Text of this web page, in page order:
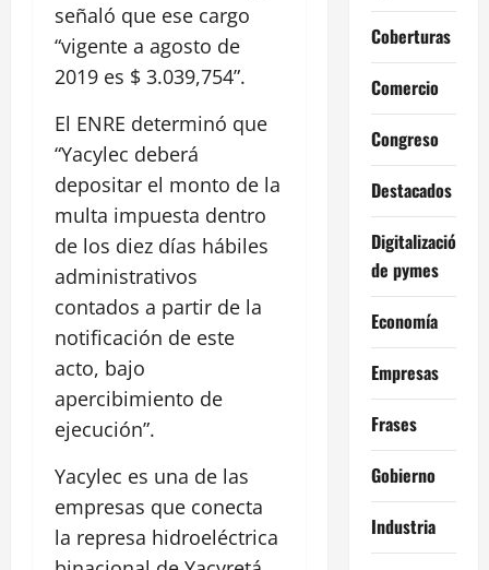
señaló que ese cargo
“vigente a agosto de
2019 es $ 3.039,754”.
El ENRE determinó que
“Yacylec deberá
depositar el monto de la
multa impuesta dentro
de los diez días hábiles
administrativos
contados a partir de la
notificación de este
acto, bajo
apercibimiento de
ejecución”.
Yacylec es una de las
empresas que conecta
la represa hidroeléctrica
Coberturas
Comercio
Congreso
Destacados
Digitalización
de pymes
Economía
Empresas
Frases
Gobierno
Industria